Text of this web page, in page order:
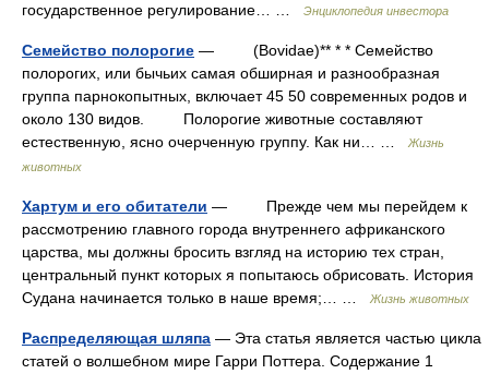
государственное регулирование… …
Энциклопедия инвестора
Семейство полорогие — (Bovidae)** * * Семейство
полорогих, или бычьих самая обширная и разнообразная
группа парнокопытных, включает 45 50 современных родов и
около 130 видов. Полорогие животные составляют
естественную, ясно очерченную группу. Как ни… …
Жизнь
животных
Хартум и его обитатели — Прежде чем мы перейдем к
рассмотрению главного города внутреннего африканского
царства, мы должны бросить взгляд на историю тех стран,
центральный пункт которых я попытаюсь обрисовать. История
Судана начинается только в наше время;… …
Жизнь животных
Распределяющая шляпа — Эта статья является частью цикла
статей о волшебном мире Гарри Поттера. Содержание 1